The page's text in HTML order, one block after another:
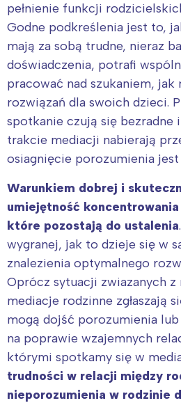
pełnienie funkcji
Godne podkreślenia jest to,
mają za sobą trudne, nieraz
doświadczenia, potrafi
pracować nad szukaniem, jak
rozwiązań dla swoich dzieci.
spotkanie czują się bezradne
trakcie mediacji nabierają
osiagnięcie porozumienia
Warunkiem dobrej i
umiejętność
które pozostają do ustalenia
wygranej, jak to dzieje się w
znalezienia optymalnego
Oprócz sytuacji zwiazanych z
mediacje rodzinne zgłaszają
mogą dojść porozumienia
na poprawie wzajemnych
którymi spotkamy się w
trudności w relacji między
nieporozumienia w rodzinie